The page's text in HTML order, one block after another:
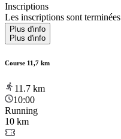
Inscriptions
Les inscriptions sont terminées
Plus d'info
Plus d'info
Course 11,7 km
11.7 km
10:00
Running
10 km